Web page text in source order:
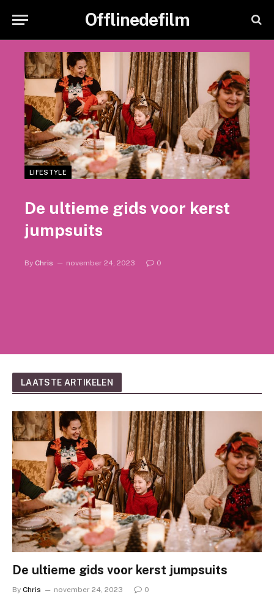
Offlinedefilm
LIFESTYLE
De ultieme gids voor kerst
jumpsuits
By Chris november 24, 2023 0
LAATSTE ARTIKELEN
De ultieme gids voor kerst jumpsuits
By Chris november 24, 2023 0